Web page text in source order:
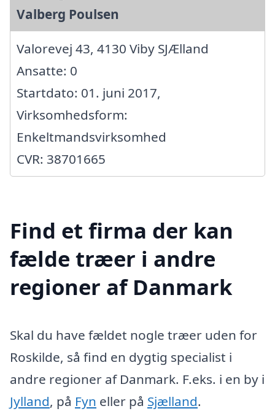
Valberg Poulsen
Valorevej 43, 4130 Viby SJÆlland
Ansatte: 0
Startdato: 01. juni 2017,
Virksomhedsform:
Enkeltmandsvirksomhed
CVR: 38701665
Find et firma der kan
fælde træer i andre
regioner af Danmark
Skal du have fældet nogle træer uden for
Roskilde, så find en dygtig specialist i
andre regioner af Danmark. F.eks. i en by i
Jylland, på Fyn eller på Sjælland.